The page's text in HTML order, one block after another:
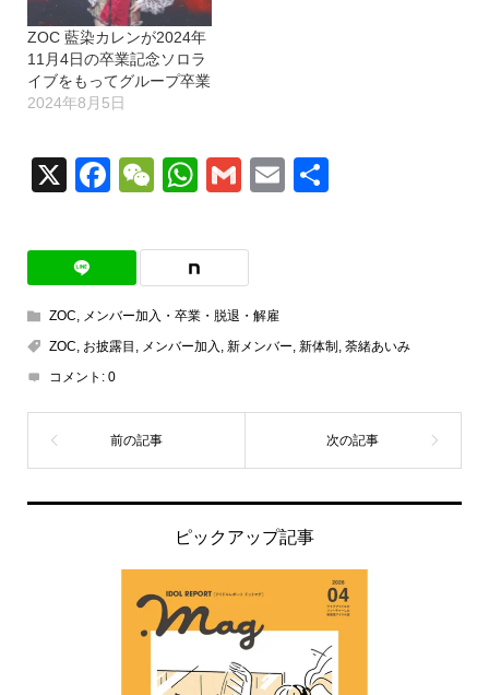
ZOC 藍染カレンが2024年
11月4日の卒業記念ソロラ
イブをもってグループ卒業
2024年8月5日
X Facebook
WeChat
WhatsApp
GmailEmail
ZOC, メンバー加入・卒業・脱退・解雇
ZOC, お披露目 , メンバー加入 , 新メンバー, 新体制 , 荼緒あいみ
コメント: 0
ピックアップ記事